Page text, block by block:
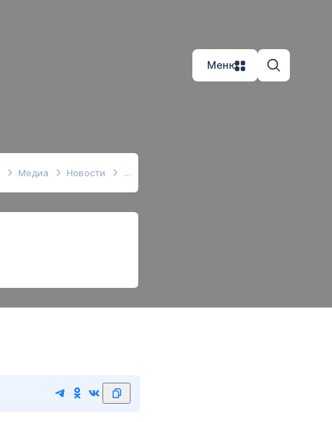
Меню
Медиа Новости